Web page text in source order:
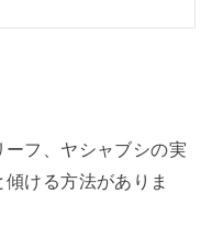
フ、ヤシャブシの実
ける方法がありま